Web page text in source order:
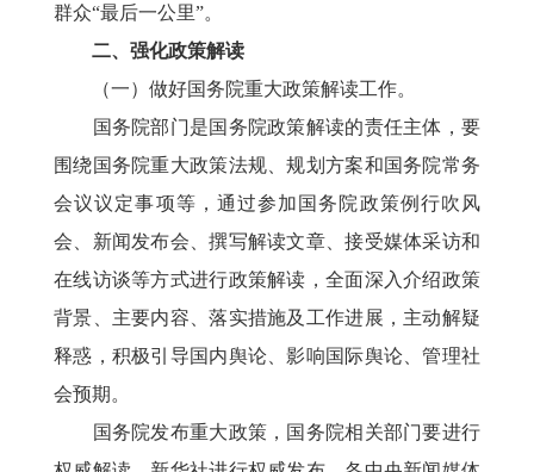
群众“最后一公里”。
二、强化政策解读
（一）做好国务院重大政策解读工作。
国务院部门是国务院政策解读的责任主体，要
围绕国务院重大政策法规、规划方案和国务院常务
会议议定事项等，通过参加国务院政策例行吹风
会、新闻发布会、撰写解读文章、接受媒体采访和
在线访谈等方式进行政策解读，全面深入介绍政策
背景、主要内容、落实措施及工作进展，主动解疑
释惑，积极引导国内舆论、影响国际舆论、管理社
会预期。
国务院发布重大政策，国务院相关部门要进行